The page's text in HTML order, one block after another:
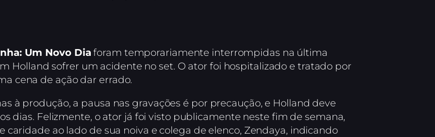
Um Novo Dia foram temporariamente interrompidas na última
Holland sofrer um acidente no set. O ator foi hospitalizado e tratado por
cena de ação dar errado.
à produção, a pausa nas gravações é por precaução, e Holland deve
dias. Felizmente, o ator já foi visto publicamente neste fim de semana,
ao lado de sua noiva e colega de elenco, Zendaya, indicando